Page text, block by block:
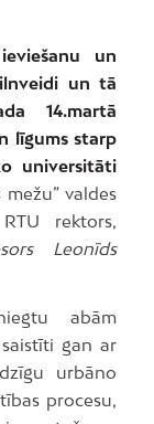
un
un tā
14.martā
līgums starp
universitāti
valdes
rektors,
Leonīds
abām
gan ar
urbāno
procesu,